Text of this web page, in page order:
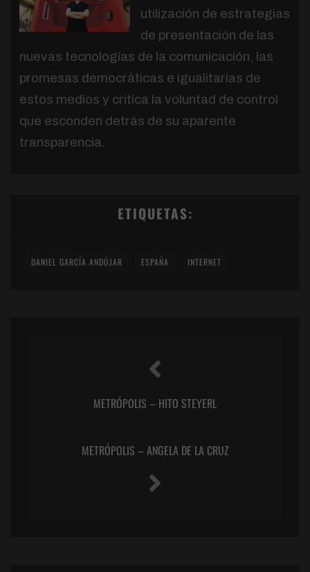
utilización de estrategias
de presentación de las
nuevas tecnologías de la comunicación, las
promesas democráticas e igualitarias de
estos medios y critica la voluntad de control
que esconden detrás de su aparente
transparencia.
ETIQUETAS:
DANIEL GARCÍA ANDÚJAR ESPAÑA INTERNET
METRÓPOLIS – HITO STEYERL
METRÓPOLIS – ANGELA DE LA CRUZ